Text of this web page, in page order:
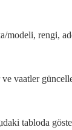
rengi,
vaatler
tabloda